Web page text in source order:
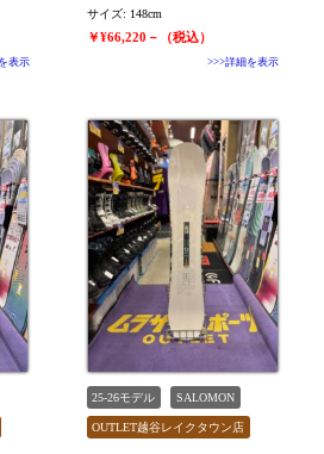
表示
サイズ: 148cm
￥¥66,220－（税込）
>>>詳細を表示
25-26モデル SALOMON
OUTLET越谷レイクタウン店